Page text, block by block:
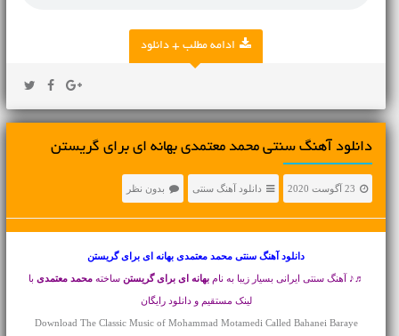
ادامه مطلب + دانلود
دانلود آهنگ سنتی محمد معتمدی بهانه ای برای گریستن
23 آگوست 2020 دانلود آهنگ سنتی بدون نظر
دانلود آهنگ سنتیمحمد معتمدی بهانه ای برای گریستن
♬♪ آهنگ سنتی ایرانی بسیار زیبا به نامبهانه ای برای گریستن ساختهمحمد معتمدی با
لینک مستقیم و دانلود رایگان
Download The Classic Music of Mohammad Motamedi Called Bahanei Baraye